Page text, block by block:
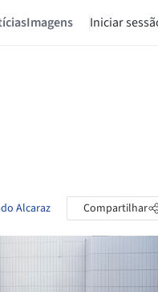
Imagens Iniciar
Alcaraz Compartilhar